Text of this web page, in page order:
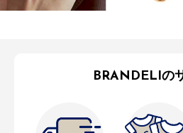
BRANDELIの